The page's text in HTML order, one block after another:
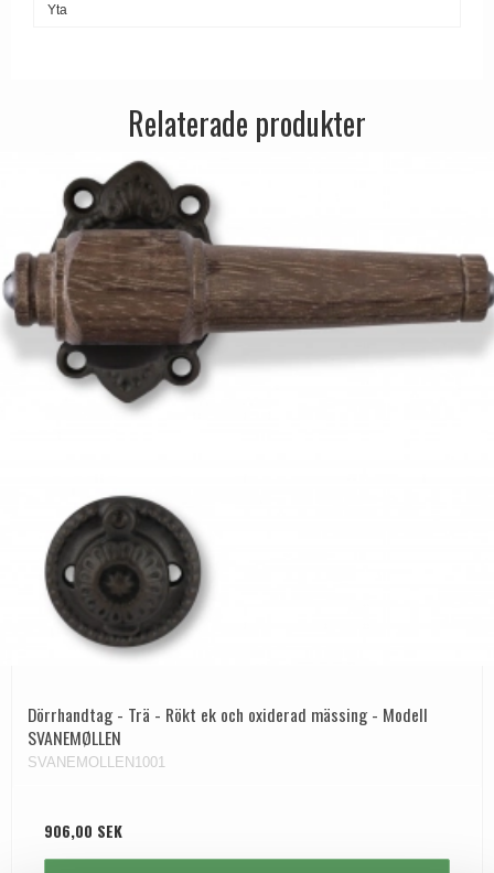
Yta
Relaterade produkter
Dörrhandtag - Trä - Rökt ek och oxiderad mässing - Modell
SVANEMØLLEN
SVANEMOLLEN1001
906,00 SEK